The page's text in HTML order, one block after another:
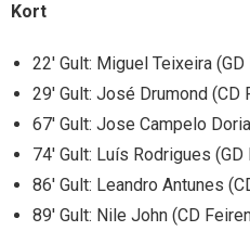
Kort
22′ Gult: Miguel Teixeira
29′ Gult: José Drumond (CD
67′ Gult: Jose Campelo
74′ Gult: Luís Rodrigues
86′ Gult: Leandro Antunes
89′ Gult: Nile John (CD